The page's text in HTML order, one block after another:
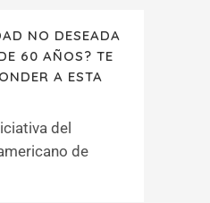
NO DESEADA
60 AÑOS? TE
A ESTA
del
de